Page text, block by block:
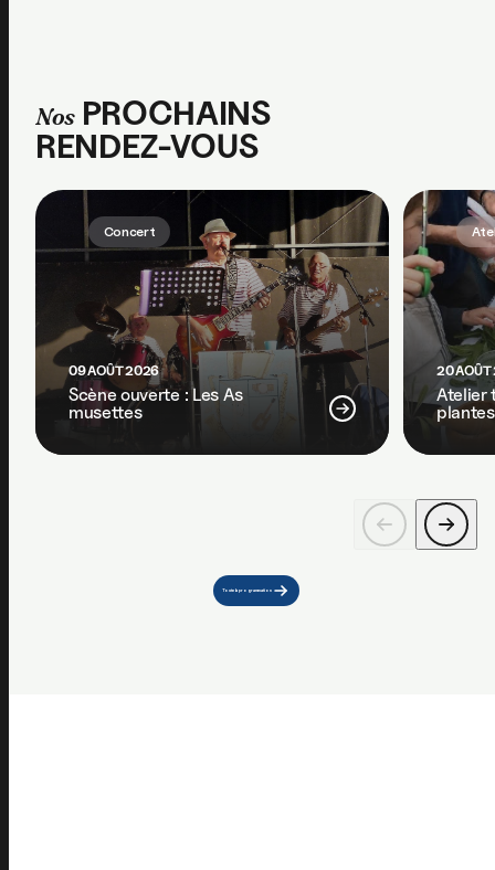
Nos PROCHAINS
RENDEZ-VOUS
Concert
09 AOÛT 2026
Scène ouverte : Les As
musettes
20
Atelier
Toute la programmation